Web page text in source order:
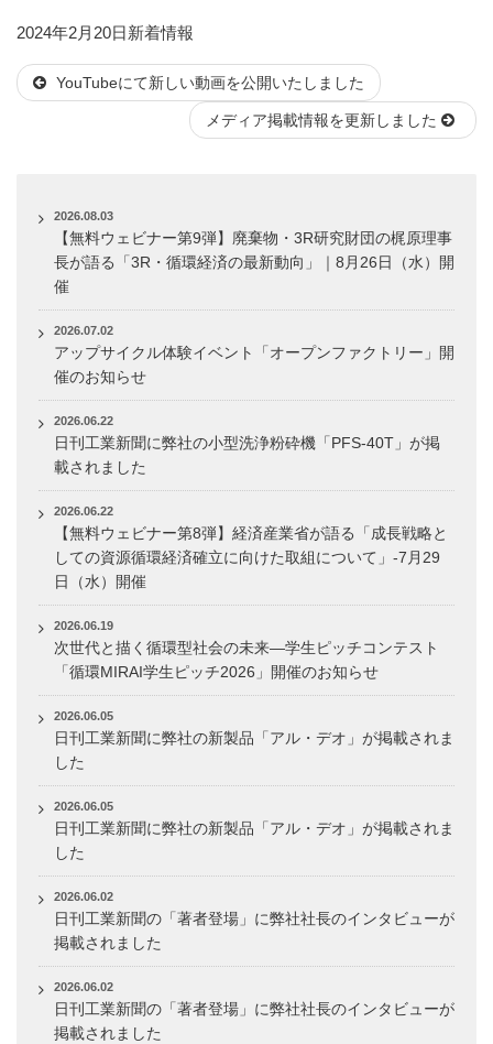
投
日:
2024年2月20日カ
ゴ
新着情報
YouTubeにて新しい動画を公開いたしました
メディア掲載情報を更新しました
2026.08.03
【無料ウェビナー第9弾】廃棄物・3R研究財団の梶原理事
長が語る「3R・循環経済の最新動向」｜8月26日（水）開
催
2026.07.02
アップサイクル体験イベント「オープンファクトリー」開
催のお知らせ
2026.06.22
日刊工業新聞に弊社の小型洗浄粉砕機「PFS-40T」が掲
載されました
2026.06.22
【無料ウェビナー第8弾】経済産業省が語る「成長戦略と
しての資源循環経済確立に向けた取組について」-7月29
日（水）開催
2026.06.19
次世代と描く循環型社会の未来―学生ピッチコンテスト
「循環MIRAI学生ピッチ2026」開催のお知らせ
2026.06.05
日刊工業新聞に弊社の新製品「アル・デオ」が掲載されま
した
2026.06.05
日刊工業新聞に弊社の新製品「アル・デオ」が掲載されま
した
2026.06.02
日刊工業新聞の「著者登場」に弊社社長のインタビューが
掲載されました
2026.06.02
日刊工業新聞の「著者登場」に弊社社長のインタビューが
掲載されました